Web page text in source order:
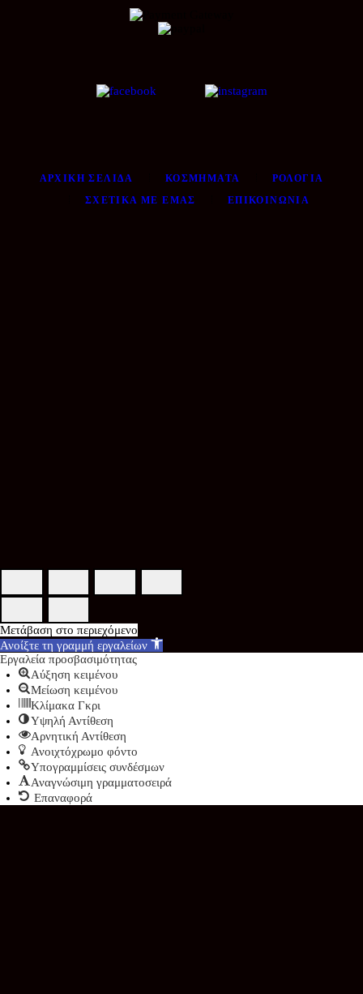
ΑΡΧΙΚΉ ΣΕΛΊΔΑ ΚΟΣΜΉΜΑΤΑ
ΡΟΛΌΓΙΑ
ΣΧΕΤΙΚΆ ΜΕ ΕΜΆΣ
ΕΠΙΚΟΙΝΩΝΊΑ
Μετάβαση στο περιεχόμενο
Ανοίξτε τη γραμμή εργαλείων
Εργαλεία προσβασιμότητας
Αύξηση κειμένου
Μείωση κειμένου
Κλίμακα Γκρι
Υψηλή Αντίθεση
Αρνητική Αντίθεση
Ανοιχτόχρωμο φόντο
Υπογραμμίσεις συνδέσμων
Αναγνώσιμη γραμματοσειρά
Επαναφορά